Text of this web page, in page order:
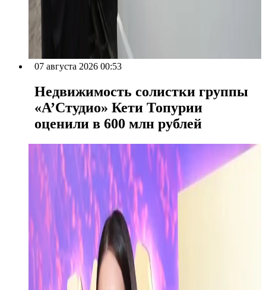
07 августа 2026 00:53
Недвижимость солистки группы
«А’Студио» Кети Топурии
оценили в 600 млн рублей